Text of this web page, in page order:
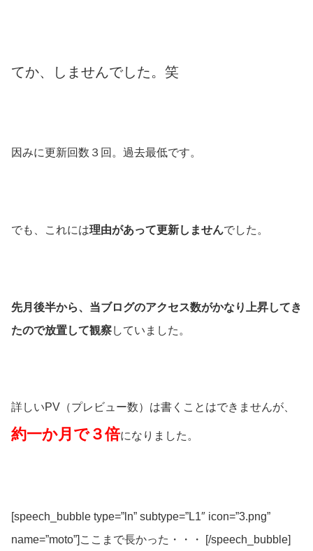
てか、しませんでした。笑
因みに更新回数３回。過去最低です。
でも、これには理由があって更新しませんでした。
先月後半から、当ブログのアクセス数がかなり上昇してき
たので放置して観察していました。
詳しいPV（プレビュー数）は書くことはできませんが、
約一か月で３倍になりました。
[speech_bubble type=”ln” subtype=”L1″ icon=”3.png”
name=”moto”]ここまで長かった・・・ [/speech_bubble]